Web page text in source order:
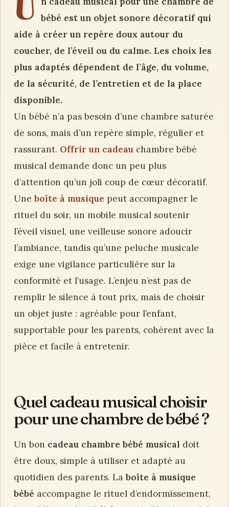
U bébé est un objet sonore décoratif qui
aide à créer un repère doux autour du
coucher, de l’éveil ou du calme. Les choix les
plus adaptés dépendent de l’âge, du volume,
de la sécurité, de l’entretien et de la place
disponible.
Un bébé n’a pas besoin d’une chambre saturée
de sons, mais d’un repère simple, régulier et
rassurant. Offrir un cadeau chambre bébé
musical demande donc un peu plus
d’attention qu’un joli coup de cœur décoratif.
Uneboîte à musique peut accompagner le
rituel du soir, un mobile musical soutenir
l’éveil visuel, une veilleuse sonore adoucir
l’ambiance, tandis qu’une peluche musicale
exige une vigilance particulière sur la
conformité et l’usage. L’enjeu n’est pas de
remplir le silence à tout prix, mais de choisir
un objet juste : agréable pour l’enfant,
supportable pour les parents, cohérent avec la
pièce et facile à entretenir.
Quel cadeau musical choisir
pour une chambre de bébé ?
Un bon cadeau chambre bébé musical doit
être doux, simple à utiliser et adapté au
quotidien des parents. Laboîte à musique
bébé accompagne le rituel d’endormissement,